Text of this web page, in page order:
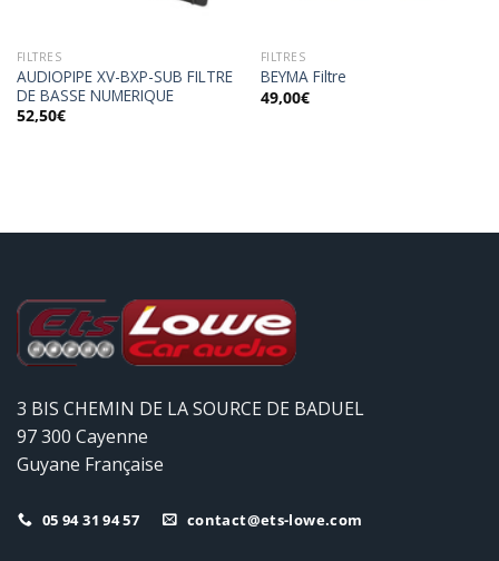
FILTRES
AUDIOPIPE XV-BXP-SUB FILTRE
DE BASSE NUMERIQUE
52,50€
FILTRES
BEYMA Filtre
49,00€
3 BIS CHEMIN DE LA SOURCE DE BADUEL
97 300 Cayenne
Guyane Française
05 94 31 94 57 contact@ets-lowe.com